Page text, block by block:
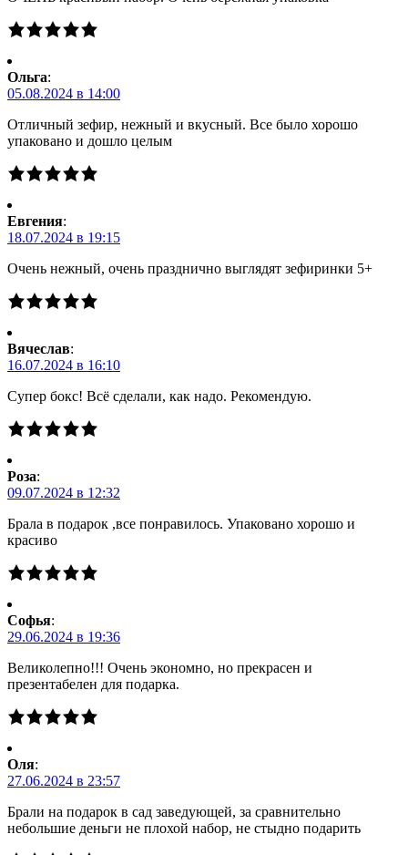
Ольга:
05.08.2024 в 14:00
Отличный зефир, нежный и вкусный. Все было хорошо
упаковано и дошло целым
Евгения:
18.07.2024 в 19:15
Очень нежный, очень празднично выглядят зефиринки 5+
Вячеслав:
16.07.2024 в 16:10
Супер бокс! Всё сделали, как надо. Рекомендую.
Роза:
09.07.2024 в 12:32
Брала в подарок ,все понравилось. Упаковано хорошо и
красиво
Софья:
29.06.2024 в 19:36
Великолепно!!! Очень экономно, но прекрасен и
презентабелен для подарка.
Оля:
27.06.2024 в 23:57
Брали на подарок в сад заведующей, за сравнительно
небольшие деньги не плохой набор, не стыдно подарить